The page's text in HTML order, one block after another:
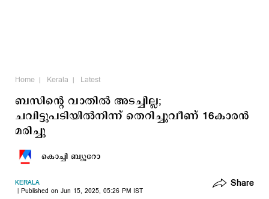
Home Kerala Latest
ബസിന്റെ വാതില്‍ അടച്ചില്ല;
ചവിട്ടുപടിയില്‍നിന്ന് തെറിച്ചുവീണ് 16കാരന്‍
മരിച്ചു
കൊച്ചി ബ്യൂറോ
KERALA
Published on Jun 15, 2025, 05:26 PM IST
Share